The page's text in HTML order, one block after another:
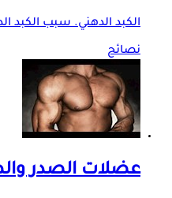
الكبد الدهني. سبب الكبد
نصائح
عضلات الصدر